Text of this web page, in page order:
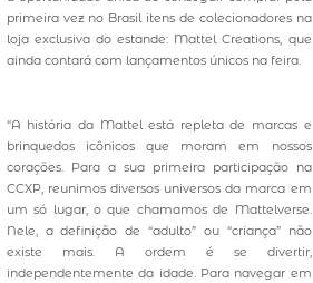
primeira vez no Brasil itens de colecionadores na
loja exclusiva do estande: Mattel Creations, que
ainda contará com lançamentos únicos na feira.
“A história da Mattel está repleta de marcas e
brinquedos icônicos que moram em nossos
corações. Para a sua primeira participação na
CCXP, reunimos diversos universos da marca em
um só lugar, o que chamamos de Mattelverse.
Nele, a definição de “adulto” ou “criança” não
existe mais. A ordem é se divertir,
independentemente da idade. Para navegar em